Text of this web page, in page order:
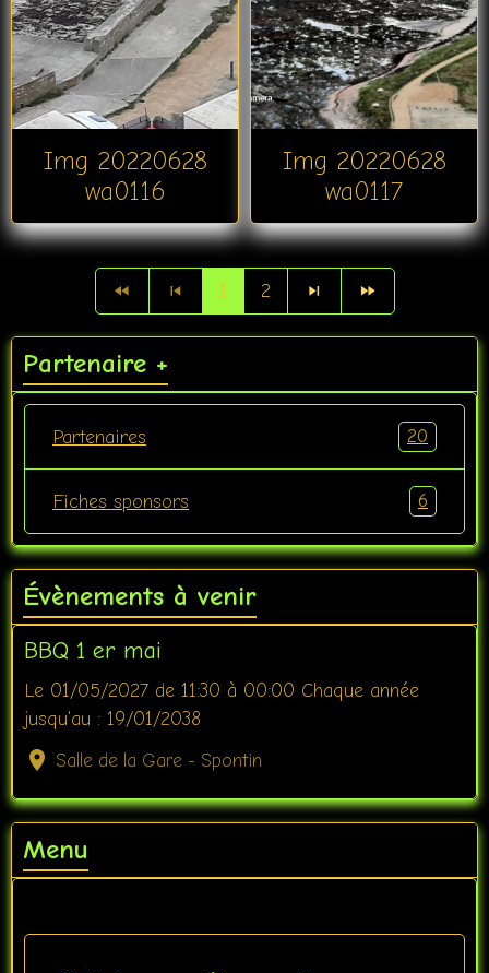
Img 20220628
wa0116
Img 20220628
wa0117
1 2
Partenaire +
Partenaires 20
Fiches sponsors 6
Évènements à venir
BBQ 1 er mai
Le 01/05/2027 de 11:30 à 00:00 Chaque année
jusqu'au : 19/01/2038
Salle de la Gare - Spontin
Menu